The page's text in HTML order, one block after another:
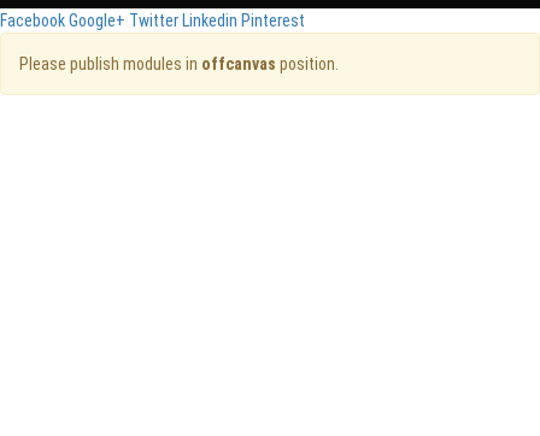
FacebookGoogle+ Twitter Linkedin Pinterest
Please publish modules in offcanvas position.